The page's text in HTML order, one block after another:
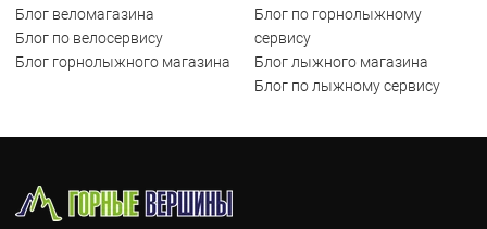
Блог веломагазина
Блог по велосервису
Блог горнолыжного магазина
Блог по горнолыжному
сервису
Блог лыжного магазина
Блог по лыжному сервису